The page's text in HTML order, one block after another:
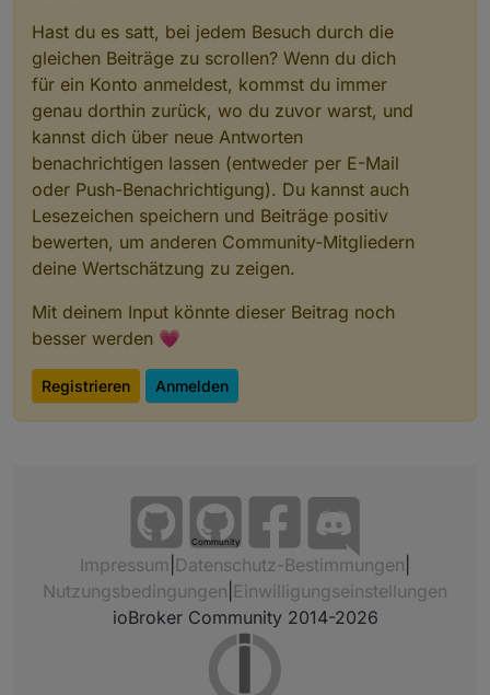
Hast du es satt, bei jedem Besuch durch die
gleichen Beiträge zu scrollen? Wenn du dich
für ein Konto anmeldest, kommst du immer
genau dorthin zurück, wo du zuvor warst, und
kannst dich über neue Antworten
benachrichtigen lassen (entweder per E-Mail
oder Push-Benachrichtigung). Du kannst auch
Lesezeichen speichern und Beiträge positiv
bewerten, um anderen Community-Mitgliedern
deine Wertschätzung zu zeigen.
Mit deinem Input könnte dieser Beitrag noch
besser werden 💗
Registrieren Anmelden
Community
Impressum Datenschutz-Bestimmungen
Nutzungsbedingungen Einwilligungseinstellungen
ioBroker Community 2014-2026